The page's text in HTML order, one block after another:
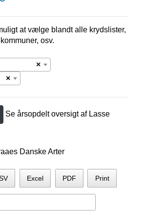
at vælge blandt alle krydslister,
osv.
×
×
Se årsopdelt oversigt af Lasse
Danske Arter
Excel PDF Print